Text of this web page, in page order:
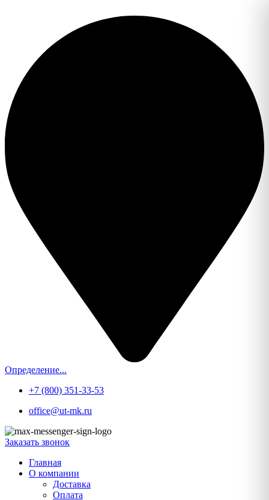
Определение...
+7 (800) 351-33-53
office@ut-mk.ru
Заказать звонок
Главная
О компании
Доставка
Оплата